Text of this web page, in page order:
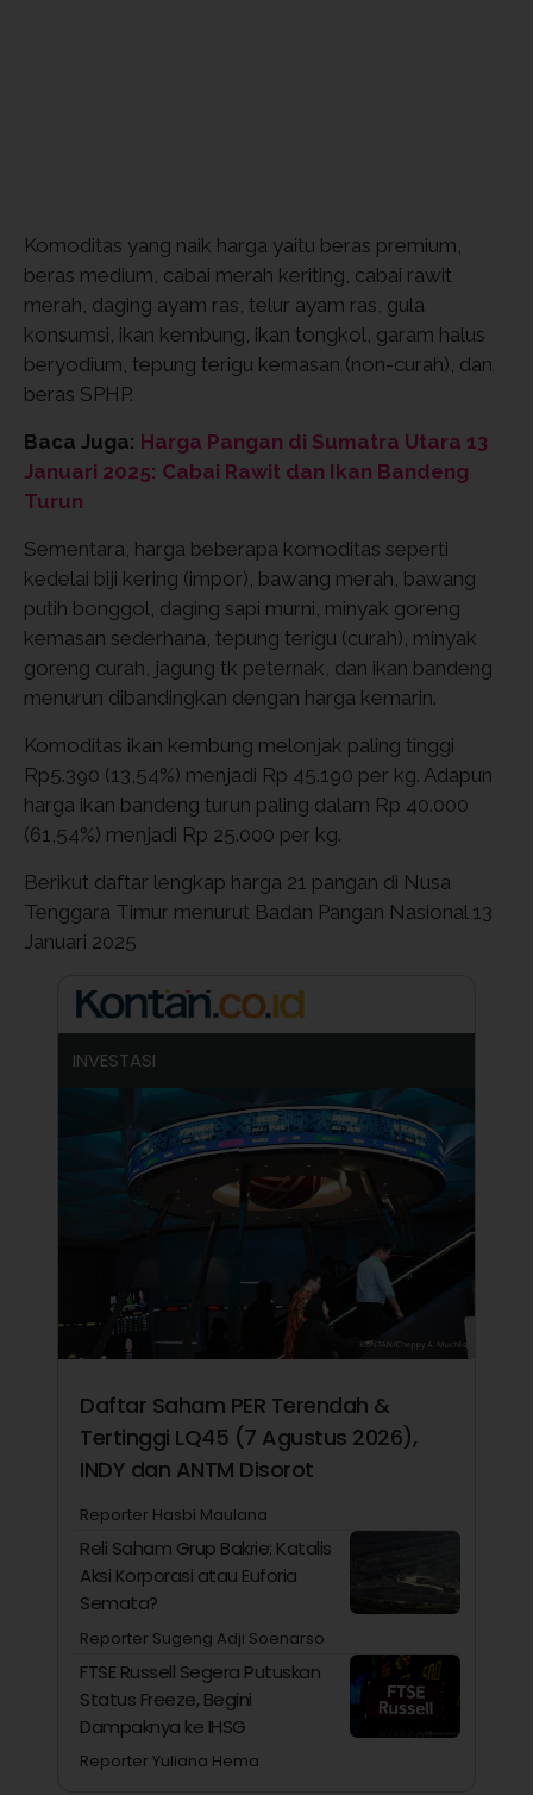
Komoditas yang naik harga yaitu beras premium,
beras medium, cabai merah keriting, cabai rawit
merah, daging ayam ras, telur ayam ras, gula
konsumsi, ikan kembung, ikan tongkol, garam halus
beryodium, tepung terigu kemasan (non-curah), dan
beras SPHP.
Baca Juga: Harga Pangan di Sumatra Utara 13
Januari 2025: Cabai Rawit dan Ikan Bandeng
Turun
Sementara, harga beberapa komoditas seperti
kedelai biji kering (impor), bawang merah, bawang
putih bonggol, daging sapi murni, minyak goreng
kemasan sederhana, tepung terigu (curah), minyak
goreng curah, jagung tk peternak, dan ikan bandeng
menurun dibandingkan dengan harga kemarin.
Komoditas ikan kembung melonjak paling tinggi
Rp5.390 (13,54%) menjadi Rp 45.190 per kg. Adapun
harga ikan bandeng turun paling dalam Rp 40.000
(61,54%) menjadi Rp 25.000 per kg.
Berikut daftar lengkap harga 21 pangan di Nusa
Tenggara Timur menurut Badan Pangan Nasional 13
Januari 2025
INVESTASI
Daftar Saham PER Terendah &
Tertinggi LQ45 (7 Agustus 2026),
INDY dan ANTM Disorot
Reporter Hasbi Maulana
Reli Saham Grup Bakrie: Katalis
Aksi Korporasi atau Euforia
Semata?
Reporter Sugeng Adji Soenarso
FTSE Russell Segera Putuskan
Status Freeze, Begini
Dampaknya ke IHSG
Reporter Yuliana Hema